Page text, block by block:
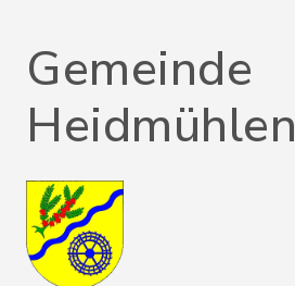
Gemeinde
Heidmühlen